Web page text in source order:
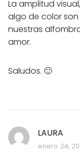
La amplitud
algo de color son
nuestras
amor.
Saludos. 🙂
LAURA
enero 24,